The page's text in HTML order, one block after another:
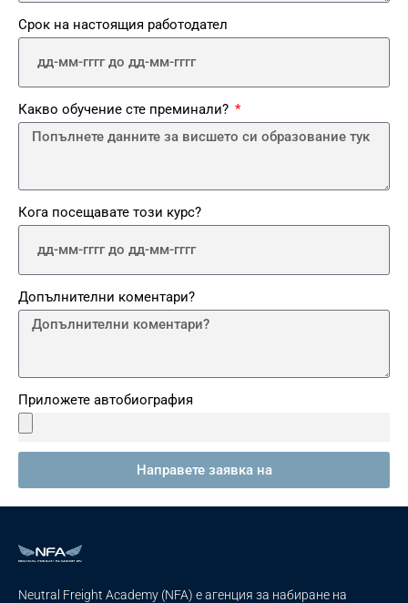
Срок на настоящия работодател
Какво обучение сте преминали?
Кога посещавате този курс?
Допълнителни коментари?
Приложете автобиография
Направете заявка на
Neutral Freight Academy (NFA) е агенция за набиране на